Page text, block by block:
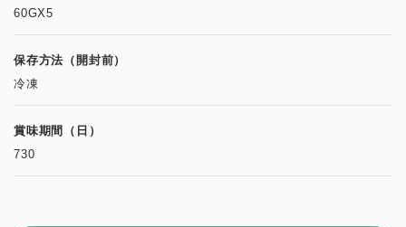
60GX5
保存方法（開封前）
冷凍
賞味期間（日）
730